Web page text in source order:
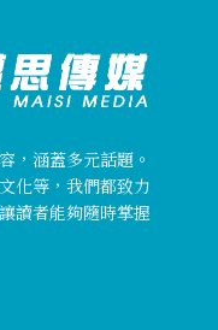
，涵蓋多元話題。
化等，我們都致力
讀者能夠隨時掌握